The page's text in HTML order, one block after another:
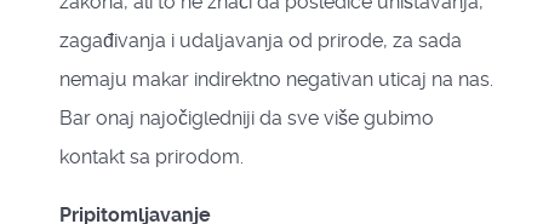
zagađivanja i udaljavanja od prirode, za sada
nemaju makar indirektno negativan uticaj na nas.
Bar onaj najočigledniji da sve više gubimo
kontakt sa prirodom.
Pripitomljavanje